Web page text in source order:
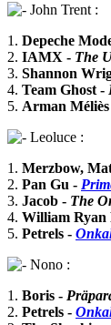
John Trent :
1. Depeche
2. IAMX - The
3. Shannon
4. Team Ghost -
5. Arman
Leoluce :
1. Merzbow,
2. Pan Gu -
3. Jacob - The
4. William Ryan
5. Petrels -
Nono :
1. Boris -
2. Petrels -